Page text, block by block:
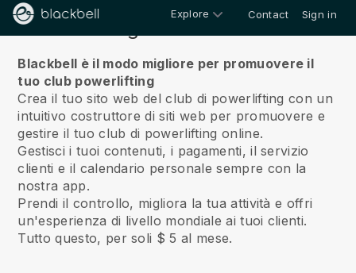
Explore Contact Sign in
Blackbell è il modo migliore per promuovere il
tuo club powerlifting
Crea il tuo sito web del club di powerlifting con un
intuitivo costruttore di siti web per promuovere e
gestire il tuo club di powerlifting online.
Gestisci i tuoi contenuti, i pagamenti, il servizio
clienti e il calendario personale sempre con la
nostra app.
Prendi il controllo, migliora la tua attività e offri
un'esperienza di livello mondiale ai tuoi clienti.
Tutto questo, per soli $ 5 al mese.